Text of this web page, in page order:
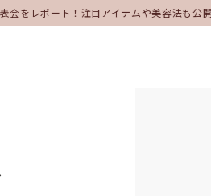
会をレポート！注目アイテムや美容法も公開